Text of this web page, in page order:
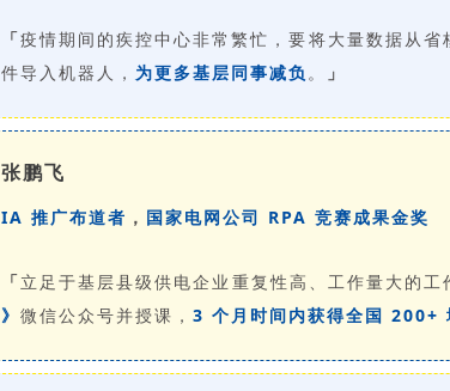
「疫情期间的疾控中心非常繁忙，要将大量数据从
件导入机器人， 为更多基层同事减负 。 」
张鹏飞
IA 推广布道者 ， 国家电网公司 RPA 竞赛成果金奖
「立足于基层县级供电企业重复性高、工作量大的
》 微信公众号并授课， 3 个月时间内获得全国 200+